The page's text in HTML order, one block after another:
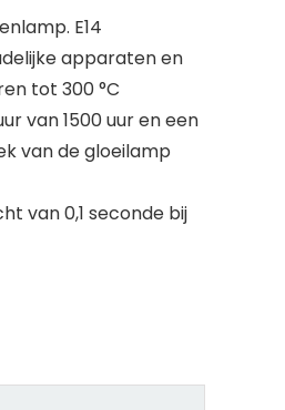
E14
apparaten en
tot 300 °C
van 1500 uur en een
van de gloeilamp
van 0,1 seconde bij